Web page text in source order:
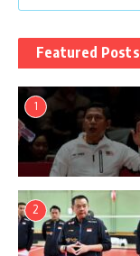
Featured Posts
1
2